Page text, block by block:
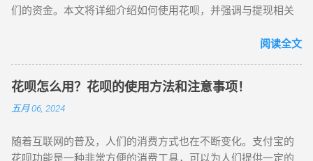
用额度转化为现金使用的途径，但要留意利息、手续费及可能
频繁套现。 淘宝虚假购物拍下店铺链接收货打款：这是花呗套
现起初的形式，也是对套现双方较为便捷的方式。在此阶段，
对套现店铺几乎无限制，只要缴纳 1000 至 5000 元保证金且信
铺提供花呗套现服务。此阶段的手续费也相对较低，通常为 85
25%手续费。 当下互联网信用支付平台发展迅速，如支付宝的
就可以申请提现了。 文章推荐 为大家推荐四个可以套花呗秒到
作时，一定要谨慎选择平台，确保资金安全。同时，也要注意
遵守相关法律法规，避免不必要的风险。
们的资金。本文将详细介绍如何使用花呗，并强调与提现相关
册和开通花呗账户 首先，您需要拥有一个支付宝账户。如果您
后，您可以申请开通花呗服务。具体步骤如下： 打开支付宝应
用并登录您的账户。 在应用中找到“花呗”选项。 按照提示步骤
提交必要的信息和文件。 等待审核通过，通常会在短时间内完
统会自动将花呗与您的支付宝账户关联。这使您在购物或支付
阅读全文
花呗怎么用？花呗的使用方法和注意事项！
五月 06, 2024
随着互联网的普及，人们的消费方式也在不断变化。支付宝的
花呗功能是一种非常方便的消费工具，可以为人们提供一定的